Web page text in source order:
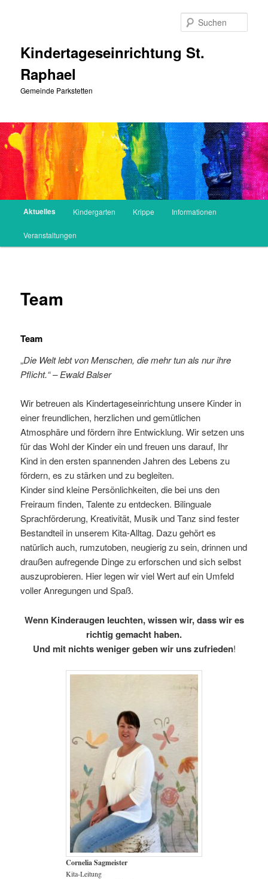
Kindertageseinrichtung St.
Raphael
Gemeinde Parkstetten
HauptmenüAktuelles Kindergarten Krippe Informationen
Veranstaltungen
Team
Team
„Die Welt lebt von Menschen, die mehr tun als nur ihre
Pflicht.“ – Ewald Balser
Wir betreuen als Kindertageseinrichtung unsere Kinder in
einer freundlichen, herzlichen und gemütlichen
Atmosphäre und fördern ihre Entwicklung. Wir setzen uns
für das Wohl der Kinder ein und freuen uns darauf, Ihr
Kind in den ersten spannenden Jahren des Lebens zu
fördern, es zu stärken und zu begleiten.
Kinder sind kleine Persönlichkeiten, die bei uns den
Freiraum finden, Talente zu entdecken. Bilinguale
Sprachförderung, Kreativität, Musik und Tanz sind fester
Bestandteil in unserem Kita-Alltag. Dazu gehört es
natürlich auch, rumzutoben, neugierig zu sein, drinnen und
draußen aufregende Dinge zu erforschen und sich selbst
auszuprobieren. Hier legen wir viel Wert auf ein Umfeld
voller Anregungen und Spaß.
Wenn Kinderaugen leuchten, wissen wir, dass wir es
richtig gemacht haben.
Und mit nichts weniger geben wir uns zufrieden!
Cornelia Sagmeister
Kita-Leitung